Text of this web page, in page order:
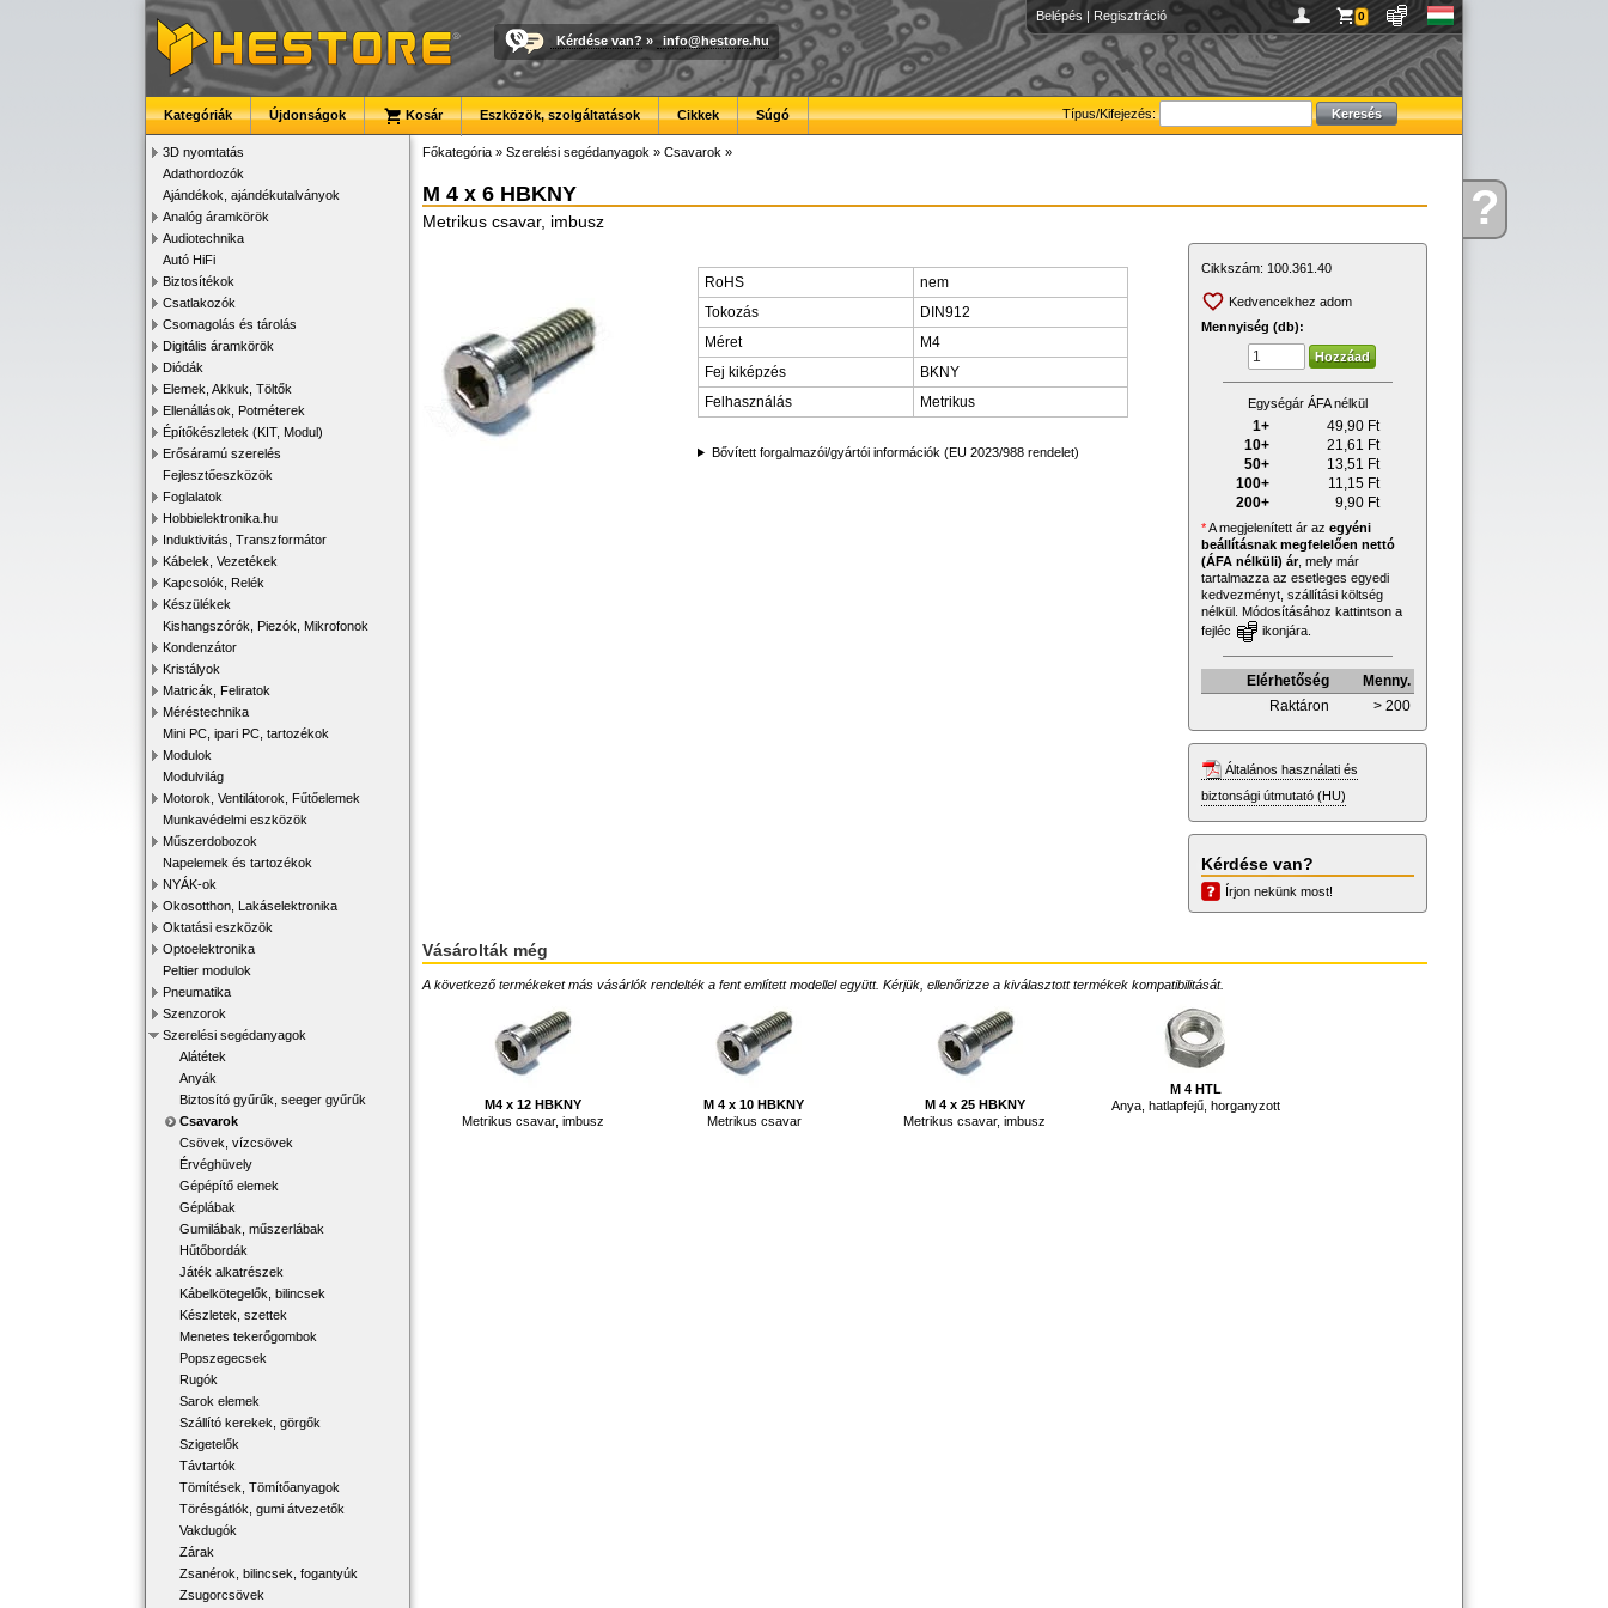
Kérdése?
Belépés | Regisztráció 0
Kérdése van? » info@hestore.hu
Típus/Kifejezés:
Kategóriák Újdonságok Kosár Eszközök, szolgáltatások Cikkek Súgó
3D nyomtatás
Adathordozók
Ajándékok, ajándékutalványok
Analóg áramkörök
Audiotechnika
Autó HiFi
Biztosítékok
Csatlakozók
Csomagolás és tárolás
Digitális áramkörök
Diódák
Elemek, Akkuk, Töltők
Ellenállások, Potméterek
Építőkészletek (KIT, Modul)
Erősáramú szerelés
Fejlesztőeszközök
Foglalatok
Hobbielektronika.hu
Induktivitás, Transzformátor
Kábelek, Vezetékek
Kapcsolók, Relék
Készülékek
Kishangszórók, Piezók, Mikrofonok
Kondenzátor
Kristályok
Matricák, Feliratok
Méréstechnika
Mini PC, ipari PC, tartozékok
Modulok
Modulvilág
Motorok, Ventilátorok, Fűtőelemek
Munkavédelmi eszközök
Műszerdobozok
Napelemek és tartozékok
NYÁK-ok
Okosotthon, Lakáselektronika
Oktatási eszközök
Optoelektronika
Peltier modulok
Pneumatika
Szenzorok
Szerelési segédanyagok
Alátétek
Anyák
Biztosító gyűrűk, seeger gyűrűk
Csavarok
Csövek, vízcsövek
Érvéghüvely
Gépépítő elemek
Géplábak
Gumilábak, műszerlábak
Hűtőbordák
Játék alkatrészek
Kábelkötegelők, bilincsek
Készletek, szettek
Menetes tekerőgombok
Popszegecsek
Rugók
Sarok elemek
Szállító kerekek, görgők
Szigetelők
Távtartók
Tömítések, Tömítőanyagok
Törésgátlók, gumi átvezetők
Vakdugók
Zárak
Zsanérok, bilincsek, fogantyúk
Zsugorcsövek
Főkategória » Szerelési segédanyagok » Csavarok »
M 4 x 6 HBKNY
Metrikus csavar, imbusz
RoHS
nem
Tokozás
DIN912
Méret
M4
Fej kiképzés
BKNY
Felhasználás
Metrikus
Bővített forgalmazói/gyártói információk (EU 2023/988 rendelet)
Cikkszám: 100.361.40
Kedvencekhez adom
Mennyiség (db):
Egységár ÁFA nélkül
1+ 49,90 Ft
10+
21,61 Ft
50+
13,51 Ft
100+
11,15 Ft
200+
9,90 Ft
*A megjelenített ár az egyéni
beállításnak megfelelően nettó
(ÁFA nélküli) ár, mely már
tartalmazza az esetleges egyedi
kedvezményt, szállítási költség
nélkül. Módosításához kattintson a
fejléc
ikonjára.
Elérhetőség
Menny.
Raktáron
> 200
Általános használati és
biztonsági útmutató (HU)
Kérdése van?
Írjon nekünk most!
Vásárolták még
A következő termékeket más vásárlók rendelték a fent említett modellel együtt. Kérjük, ellenőrizze a kiválasztott termékek kompatibilitását.
M4 x 12 HBKNY
Metrikus csavar, imbusz
M 4 x 10 HBKNY
Metrikus csavar
M 4 x 25 HBKNY
Metrikus csavar, imbusz
M 4 HTL
Anya, hatlapfejű, horganyzott